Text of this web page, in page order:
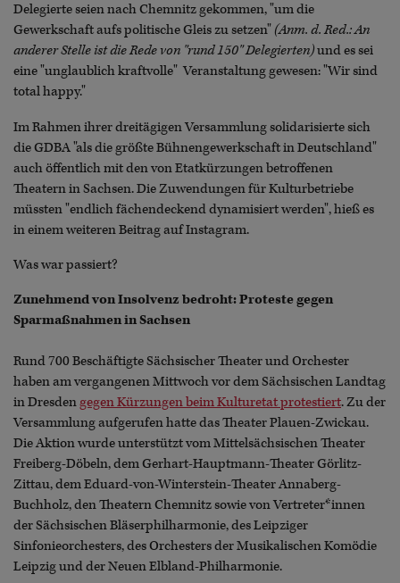
Delegierte seien nach Chemnitz gekommen, "um die
Gewerkschaft aufs politische Gleis zu setzen" (Anm. d. Red.: An
anderer Stelle ist die Rede von "rund 150" Delegierten)und es sei
eine "unglaublich kraftvolle" Veranstaltung gewesen: "Wir sind
total happy."
Im Rahmen ihrer dreitägigen Versammlung solidarisierte sich
die GDBA "als die größte Bühnengewerkschaft in Deutschland"
auch öffentlich mit den von Etatkürzungen betroffenen
Theatern in Sachsen. Die Zuwendungen für Kulturbetriebe
müssten "endlich fächendeckend dynamisiert werden", hieß es
in einem weiteren Beitrag auf Instagram.
Was war passiert?
Zunehmend von Insolvenz bedroht: Proteste gegen
Sparmaßnahmen in Sachsen
Rund 700 Beschäftigte Sächsischer Theater und Orchester
haben am vergangenen Mittwoch vor dem Sächsischen Landtag
in Dresdengegen Kürzungen beim Kulturetat protestiert. Zu der
Versammlung aufgerufen hatte das Theater Plauen-Zwickau.
Die Aktion wurde unterstützt vom Mittelsächsischen Theater
Freiberg-Döbeln, dem Gerhart-Hauptmann-Theater Görlitz-
Zittau, dem Eduard-von-Winterstein-Theater Annaberg-
Buchholz, den Theatern Chemnitz sowie von Vertreter*innen
der Sächsischen Bläserphilharmonie, des Leipziger
Sinfonieorchesters, des Orchesters der Musikalischen Komödie
Leipzig und der Neuen Elbland-Philharmonie.